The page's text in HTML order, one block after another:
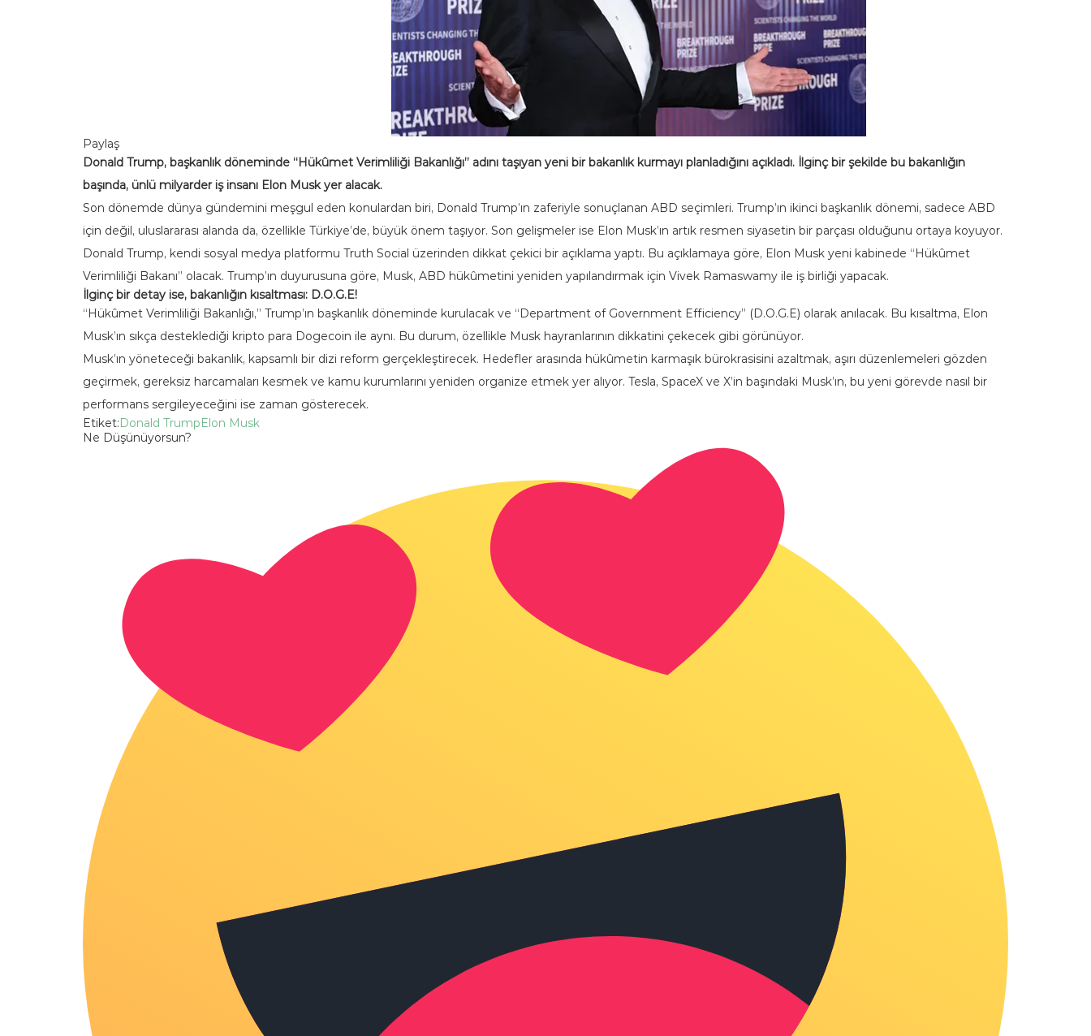
Paylaş
Donald Trump, başkanlık döneminde “Hükûmet Verimliliği Bakanlığı” adını taşıyan yeni bir bakanlık kurmayı planladığını açıkladı. İlginç bir şekilde bu bakanlığın
başında, ünlü milyarder iş insanı Elon Musk yer alacak.
Son dönemde dünya gündemini meşgul eden konulardan biri, Donald Trump’ın zaferiyle sonuçlanan ABD seçimleri. Trump’ın ikinci başkanlık dönemi, sadece ABD
için değil, uluslararası alanda da, özellikle Türkiye’de, büyük önem taşıyor. Son gelişmeler ise Elon Musk’ın artık resmen siyasetin bir parçası olduğunu ortaya koyuyor.
Donald Trump, kendi sosyal medya platformu Truth Social üzerinden dikkat çekici bir açıklama yaptı. Bu açıklamaya göre, Elon Musk yeni kabinede “Hükûmet
Verimliliği Bakanı” olacak. Trump’ın duyurusuna göre, Musk, ABD hükûmetini yeniden yapılandırmak için Vivek Ramaswamy ile iş birliği yapacak.
İlginç bir detay ise, bakanlığın kısaltması: D.O.G.E!
“Hükûmet Verimliliği Bakanlığı,” Trump’ın başkanlık döneminde kurulacak ve “Department of Government Efficiency” (D.O.G.E) olarak anılacak. Bu kısaltma, Elon
Musk’ın sıkça desteklediği kripto para Dogecoin ile aynı. Bu durum, özellikle Musk hayranlarının dikkatini çekecek gibi görünüyor.
Musk’ın yöneteceği bakanlık, kapsamlı bir dizi reform gerçekleştirecek. Hedefler arasında hükûmetin karmaşık bürokrasisini azaltmak, aşırı düzenlemeleri gözden
geçirmek, gereksiz harcamaları kesmek ve kamu kurumlarını yeniden organize etmek yer alıyor. Tesla, SpaceX ve X’in başındaki Musk’ın, bu yeni görevde nasıl bir
performans sergileyeceğini ise zaman gösterecek.
Etiket:Donald TrumpElon Musk
Ne Düşünüyorsun?